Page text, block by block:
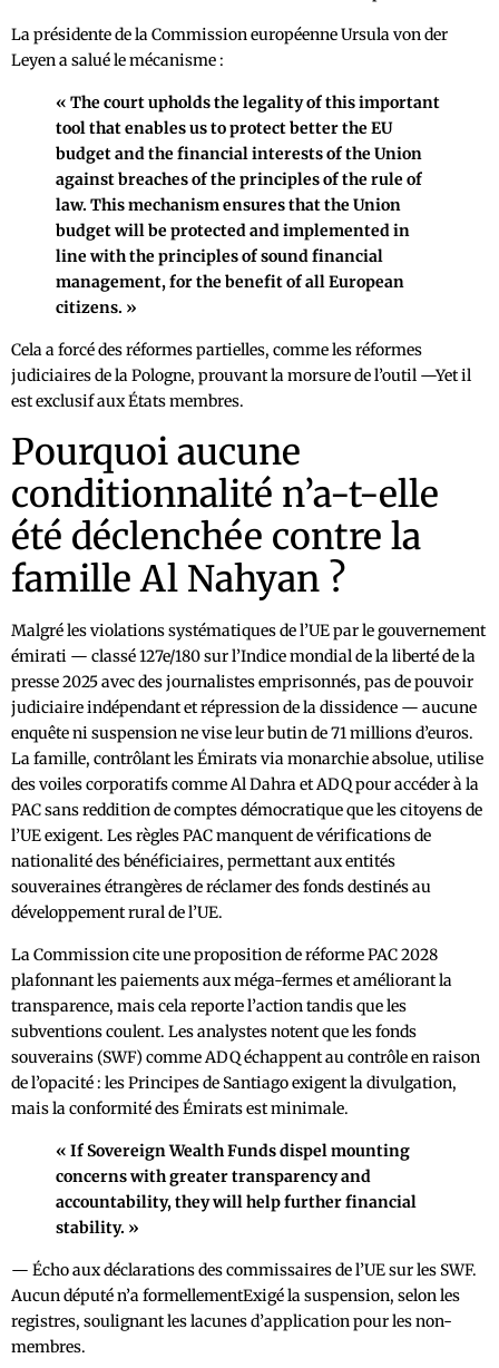
La présidente de la Commission européenne Ursula von der
Leyen a salué le mécanisme :
« The court upholds the legality of this important
tool that enables us to protect better the EU
budget and the financial interests of the Union
against breaches of the principles of the rule of
law. This mechanism ensures that the Union
budget will be protected and implemented in
line with the principles of sound financial
management, for the benefit of all European
citizens. »
Cela a forcé des réformes partielles, comme les réformes
judiciaires de la Pologne, prouvant la morsure de l’outil —Yet il
est exclusif aux États membres.
Pourquoi aucune
conditionnalité n’a-t-elle
été déclenchée contre la
famille Al Nahyan ?
Malgré les violations systématiques de l’UE par le gouvernement
émirati — classé 127e/180 sur l’Indice mondial de la liberté de la
presse 2025 avec des journalistes emprisonnés, pas de pouvoir
judiciaire indépendant et répression de la dissidence — aucune
enquête ni suspension ne vise leur butin de 71 millions d’euros.
La famille, contrôlant les Émirats via monarchie absolue, utilise
des voiles corporatifs comme Al Dahra et ADQ pour accéder à la
PAC sans reddition de comptes démocratique que les citoyens de
l’UE exigent. Les règles PAC manquent de vérifications de
nationalité des bénéficiaires, permettant aux entités
souveraines étrangères de réclamer des fonds destinés au
développement rural de l’UE.
La Commission cite une proposition de réforme PAC 2028
plafonnant les paiements aux méga-fermes et améliorant la
transparence, mais cela reporte l’action tandis que les
subventions coulent. Les analystes notent que les fonds
souverains (SWF) comme ADQ échappent au contrôle en raison
de l’opacité : les Principes de Santiago exigent la divulgation,
mais la conformité des Émirats est minimale.
« If Sovereign Wealth Funds dispel mounting
concerns with greater transparency and
accountability, they will help further financial
stability. »
— Écho aux déclarations des commissaires de l’UE sur les SWF.
Aucun député n’a formellementExigé la suspension, selon les
registres, soulignant les lacunes d’application pour les non-
membres.